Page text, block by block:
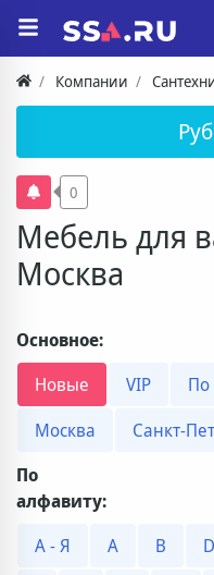
Компании
Мебель для
Москва
0
Основное:
Новые
VIP
По
Москва
Санкт-
По
алфавиту:
А - Я
A B D